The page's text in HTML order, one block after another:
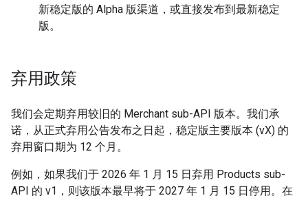
新稳定版的 Alpha 版渠道，或直接发布到最新稳定
版。
弃用政策
我们会定期弃用较旧的 Merchant sub-API 版本。我们承
诺，从正式弃用公告发布之日起，稳定版主要版本 (vX) 的
弃用窗口期为 12 个月。
例如，如果我们于 2026 年 1 月 15 日弃用 Products sub-
API 的 v1，则该版本最早将于 2027 年 1 月 15 日停用。在